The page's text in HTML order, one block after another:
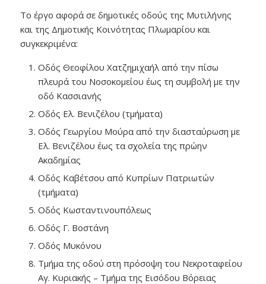
Το έργο αφορά σε δημοτικές οδούς της Μυτιλήνης
και της Δημοτικής Κοινότητας Πλωμαρίου και
συγκεκριμένα:
Οδός Θεοφίλου Χατζημιχαήλ από την πίσω
πλευρά του Νοσοκομείου έως τη συμβολή με την
οδό Κασσιανής
Οδός Ελ. Βενιζέλου (τμήματα)
Οδός Γεωργίου Μούρα από την διασταύρωση με
Ελ. Βενιζέλου έως τα σχολεία της πρώην
Ακαδημίας
Οδός Καβέτσου από Κυπρίων Πατριωτών
(τμήματα)
Οδός Κωσταντινουπόλεως
Οδός Γ. Βοστάνη
Οδός Μυκόνου
Τμήμα της οδού στη πρόσοψη του Νεκροταφείου
Αγ. Κυριακής – Τμήμα της Εισόδου Βόρειας